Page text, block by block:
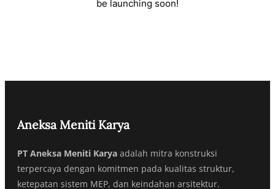
be launching soon!
Aneksa Meniti Karya
PT Aneksa Meniti Karya adalah mitra konstruksi
terpercaya dengan komitmen pada kualitas struktur,
ketepatan sistem MEP, dan keindahan arsitektur.